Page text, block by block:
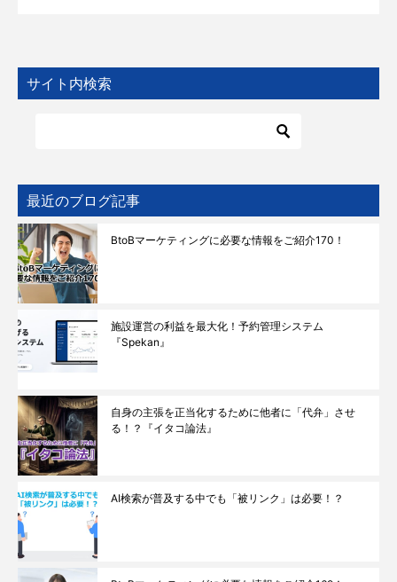
サイト内検索
最近のブログ記事
BtoBマーケティングに必要な情報をご紹介170！
施設運営の利益を最大化！予約管理システム
『Spekan』
自身の主張を正当化するために他者に「代弁」させ
る！？『イタコ論法』
AI検索が普及する中でも「被リンク」は必要！？